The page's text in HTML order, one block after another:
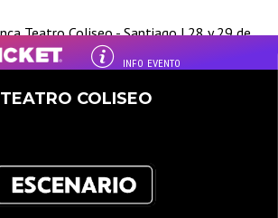
INFO EVENTO
TEATRO COLISEO